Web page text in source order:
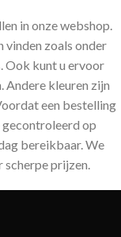
in onze webshop.
vinden zoals onder
Ook kunt u ervoor
Andere kleuren zijn
een bestelling
op
bereikbaar. We
scherpe prijzen.